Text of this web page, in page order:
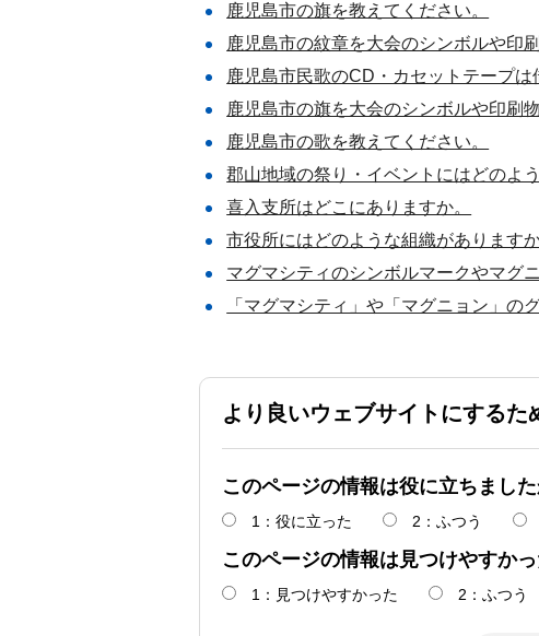
鹿児島市の旗を教えてください。
鹿児島市の紋章を大会のシンボルや印
鹿児島市民歌のCD・カセットテープは
鹿児島市の旗を大会のシンボルや印刷
鹿児島市の歌を教えてください。
郡山地域の祭り・イベントにはどのよ
喜入支所はどこにありますか。
市役所にはどのような組織がありますか
マグマシティのシンボルマークやマグ
「マグマシティ」や「マグニョン」の
より良いウェブサイトにする
このページの情報は役に立ちました
1：役に立った 2：ふつう
このページの情報は見つけやすか
1：見つけやすかった 2：ふつう